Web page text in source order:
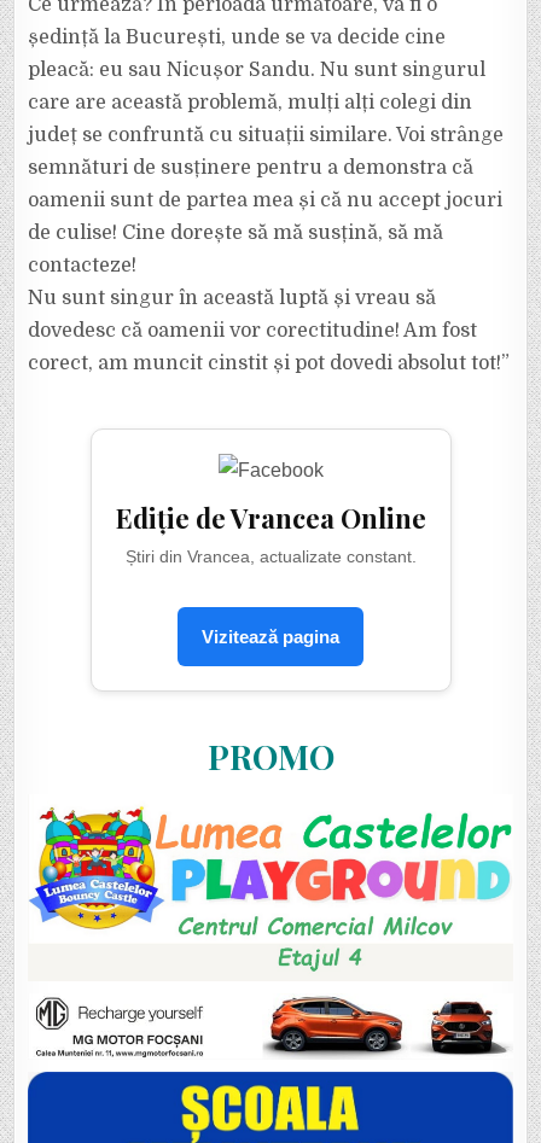
Ce urmează? În perioada următoare, va fi o
ședință la București, unde se va decide cine
pleacă: eu sau Nicușor Sandu. Nu sunt singurul
care are această problemă, mulți alți colegi din
județ se confruntă cu situații similare. Voi strânge
semnături de susținere pentru a demonstra că
oamenii sunt de partea mea și că nu accept jocuri
de culise! Cine dorește să mă susțină, să mă
contacteze!
Nu sunt singur în această luptă și vreau să
dovedesc că oamenii vor corectitudine! Am fost
corect, am muncit cinstit și pot dovedi absolut tot!”
Ediție de Vrancea Online
Știri din Vrancea, actualizate constant.
Vizitează pagina
PROMO